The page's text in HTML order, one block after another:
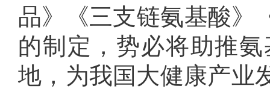
品》《三支链氨基酸》
的制定，势必将助推
地，为我国大健康产业